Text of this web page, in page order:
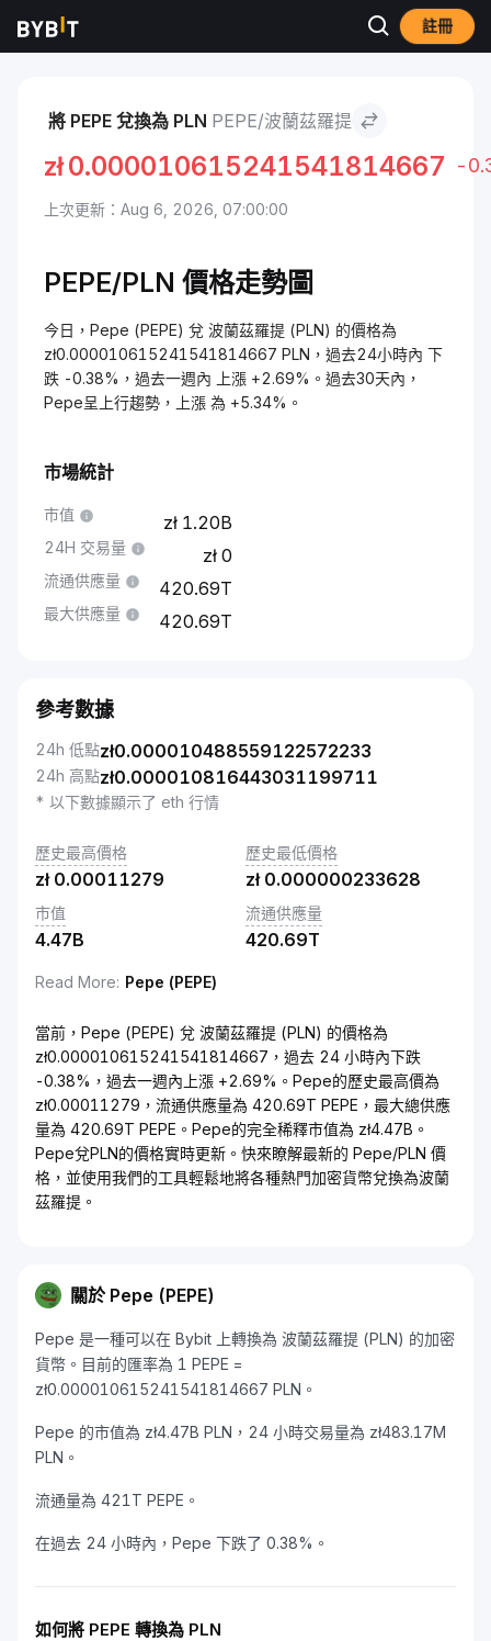
註冊
市場 Pepe 價格 PEPE
將 PEPE 兌換為 PLN PEPE/波蘭茲羅提
zł0.000010615241541814667 -
上次更新：Aug 6, 2026, 07:00:00
PEPE/PLN 價格走勢圖
今日，Pepe (PEPE) 兌 波蘭茲羅提 (PLN) 的價格為
zł0.000010615241541814667 PLN，過去24小時內 下
跌 -0.38%，過去一週內 上漲 +2.69%。過去30天內，
Pepe呈上行趨勢，上漲 為 +5.34%。
市場統計
市值 1.20B
24H 交易量 0
流通供應量 420.69T
最大供應量 420.69T
參考數據
24h 低點zł0.000010488559122572233
24h 高點zł0.000010816443031199711
* 以下數據顯示了 eth 行情
歷史最高價格
zł 0.00011279
歷史最低價格
zł 0.000000233628
市值
4.47B
流通供應量
420.69T
Read More: Pepe (PEPE)
當前，Pepe (PEPE) 兌 波蘭茲羅提 (PLN) 的價格為
zł0.000010615241541814667，過去 24 小時內下跌
-0.38%，過去一週內上漲 +2.69%。Pepe的歷史最高價為
zł0.00011279，流通供應量為 420.69T PEPE，最大總供應
量為 420.69T PEPE。Pepe的完全稀釋市值為 zł4.47B。
Pepe兌PLN的價格實時更新。快來瞭解最新的 Pepe/PLN 價
格，並使用我們的工具輕鬆地將各種熱門加密貨幣兌換為波蘭
茲羅提。
關於 Pepe (PEPE)
Pepe 是一種可以在 Bybit 上轉換為 波蘭茲羅提 (PLN) 的加密
貨幣。目前的匯率為 1 PEPE =
zł0.000010615241541814667 PLN。
Pepe 的市值為 zł4.47B PLN，24 小時交易量為 zł483.17M
PLN。
流通量為 421T PEPE。
在過去 24 小時內，Pepe 下跌了 0.38%。
如何將 PEPE 轉換為 PLN